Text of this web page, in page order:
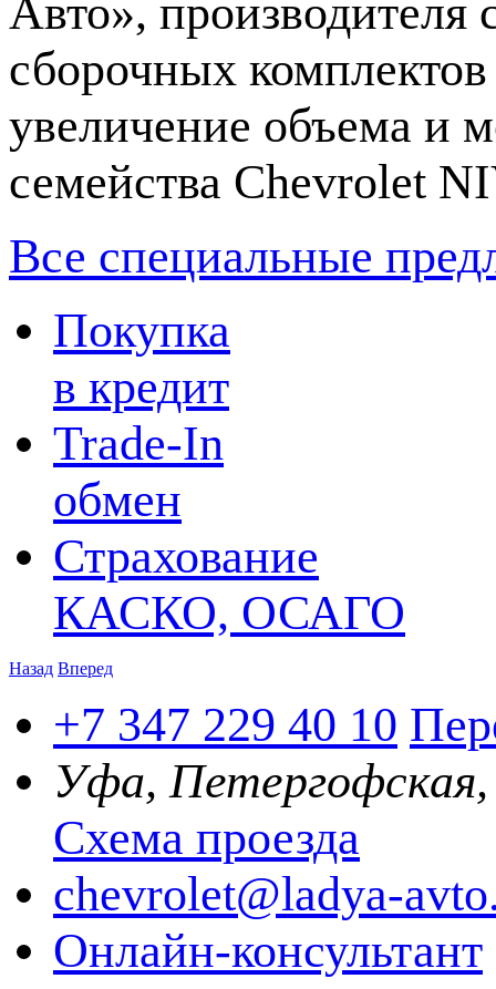
Авто», производителя
сборочных
увеличение объема и
семейства Chevrolet
Все специальные
Покупка
в кредит
Trade-In
обмен
Страхование
КАСКО, ОСАГО
Назад Вперед
+7 347 229 40 10
Уфа,
Схема проезда
chevrolet@ladya-
Онлайн-консультант